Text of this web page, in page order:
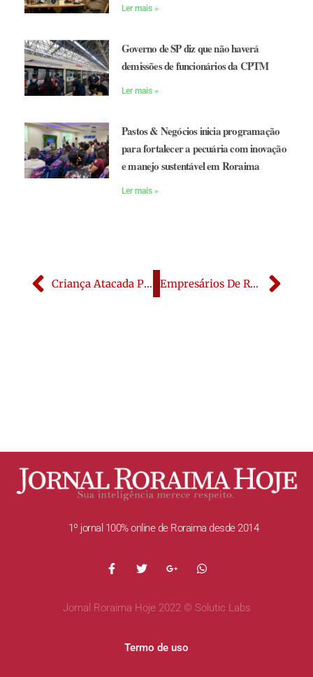
Ler mais »
Governo de SP diz que não haverá
demissões de funcionários da CPTM
Ler mais »
Pastos & Negócios inicia programação
para fortalecer a pecuária com inovação
e manejo sustentável em Roraima
Ler mais »
Criança Atacada Por Onça Passa Por Cirurgia E Segue Estável Empresários De Roraima Embarcaram Em Missão Do Sebrae Rumo Ao Polo Nacional De Ecoturismo Em Bonito (MS)
1º jornal 100% online de Roraima desde 2014
Jornal Roraima Hoje 2022 © Solutic Labs
Termo de uso